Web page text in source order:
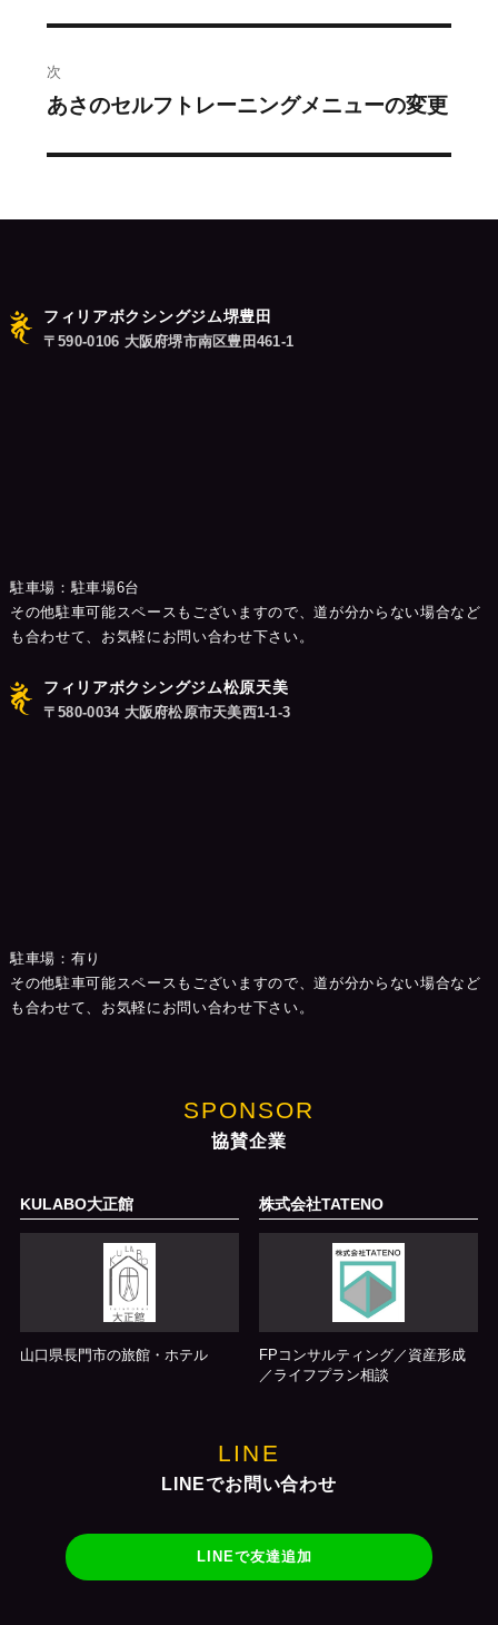
ビ
ゲ
ー
ョ
稿:
次
次
あさのセルフトレーニングメニューの変更
フィリアボクシングジム堺豊田
〒590-0106 大阪府堺市南区豊田461-1
駐車場：駐車場6台
その他駐車可能スペースもございますので、道が分からない場合など
も合わせて、お気軽にお問い合わせ下さい。
フィリアボクシングジム松原天美
〒580-0034 大阪府松原市天美西1-1-3
駐車場：有り
その他駐車可能スペースもございますので、道が分からない場合など
も合わせて、お気軽にお問い合わせ下さい。
SPONSOR
協賛企業
KULABO大正館
山口県長門市の旅館・ホテル
株式会社TATENO
FPコンサルティング／資産形成
／ライフプラン相談
LINE
LINEでお問い合わせ
LINEで友達追加